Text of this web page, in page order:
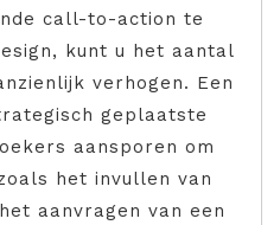
call-to-action te
kunt u het aantal
verhogen. Een
geplaatste
aansporen om
het invullen van
aanvragen van een